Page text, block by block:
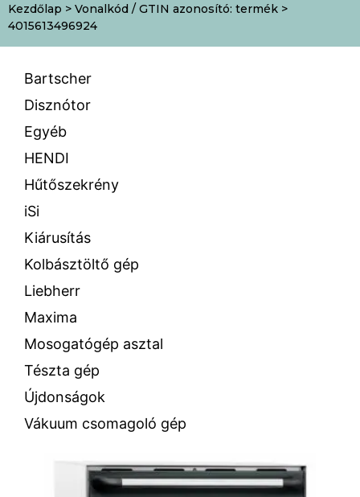
Kezdőlap > Vonalkód / GTIN azonosító: termék >
4015613496924
Bartscher
Disznótor
Egyéb
HENDI
Hűtőszekrény
iSi
Kiárusítás
Kolbásztöltő gép
Liebherr
Maxima
Mosogatógép asztal
Tészta gép
Újdonságok
Vákuum csomagoló gép